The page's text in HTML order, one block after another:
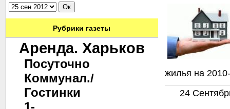
Рубрики газеты
Аренда. Харьков
Посуточно
Коммунал./
Гостинки
жилья на
24